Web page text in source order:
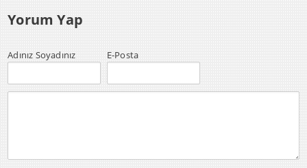
Yorum Yap
Adınız Soyadınız E-Posta